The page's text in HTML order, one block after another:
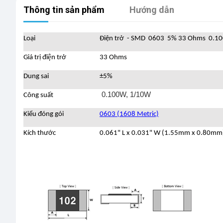
Thông tin sản phẩm Hướng dẫn
Loại Điện trở - SMD 0603 5% 33 Ohms
Giá trị điện trở 33 Ohms
Dung sai ±5%
Công suất 0.100W, 1/10W
Kiểu đóng gói 0603 (1608 Metric)
Kích thước 0.061" L x 0.031" W (1.55mm x